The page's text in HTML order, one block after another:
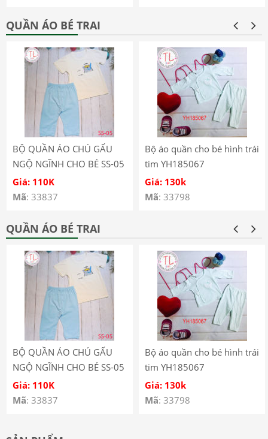
QUẦN ÁO BÉ TRAI
BỘ QUẦN ÁO CHÚ GẤU
NGỘ NGĨNH CHO BÉ SS-05
Giá: 110K
Mã: 33837
Bộ áo quần cho bé hình trái
tim YH185067
Giá: 130k
Mã: 33798
QUẦN ÁO BÉ TRAI
BỘ QUẦN ÁO CHÚ GẤU
NGỘ NGĨNH CHO BÉ SS-05
Giá: 110K
Mã: 33837
Bộ áo quần cho bé hình trái
tim YH185067
Giá: 130k
Mã: 33798